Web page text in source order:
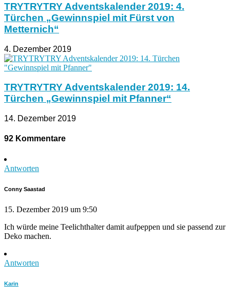
TRYTRYTRY Adventskalender 2019: 4.
Türchen „Gewinnspiel mit Fürst von
Metternich“
4. Dezember 2019
TRYTRYTRY Adventskalender 2019: 14.
Türchen „Gewinnspiel mit Pfanner“
14. Dezember 2019
92 Kommentare
Antworten
Conny Saastad
15. Dezember 2019 um 9:50
Ich würde meine Teelichthalter damit aufpeppen und sie passend zur
Deko machen.
Antworten
Karin